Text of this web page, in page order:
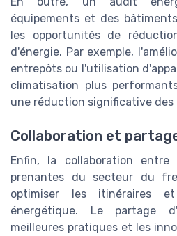
équipements et des
les opportunités de
d'énergie. Par exemple,
entrepôts ou l'utilisation
climatisation plus
une réduction significative
Collaboration et
Enfin, la collaboration
prenantes du secteur du
optimiser les itinéraires
énergétique. Le partage
meilleures pratiques et les